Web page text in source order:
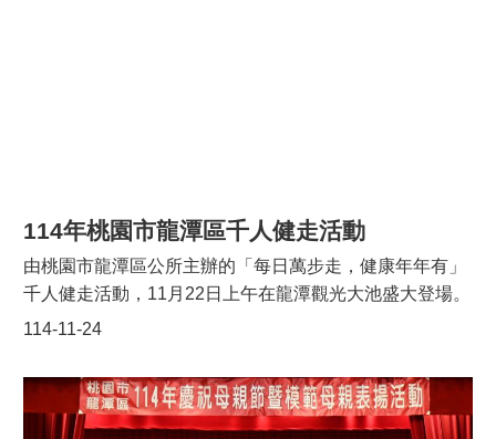
精神」為主題，象徵馬年啟程以及勇往直前的精神。鄧昱
綵區長表示，龍潭的各項建設都一步一腳印的持續前進。
例如: 區公所在去年(114年)底前，已完成北龍路人行道的
改善和新設工程，未來會逐步把人行道串連至龍潭大池，
讓龍潭老城區的人行環境更加完整、安全、舒適。另外，
（115）年3月底完工，館內規劃一樓公托中心、二樓親子
館、三樓家庭服務中心及家防中心，落成啟用後將提供更
114年桃園市龍潭區千人健走活動
114-11-24
由桃園市龍潭區公所主辦的「每日萬步走，健康年年有」
千人健走活動，11月22日上午在龍潭觀光大池盛大登場。
活動吸引上千名熱愛運動與注重健康的市民朋友熱情參
陽下共同展現龍潭人熱愛運動、追求健康的生活態度，現
場氣氛熱絡、笑聲不斷，為龍潭區注入滿滿活力與溫暖的
凝聚力。活動自上午8時20分揭開序幕，由「Pilots Crew